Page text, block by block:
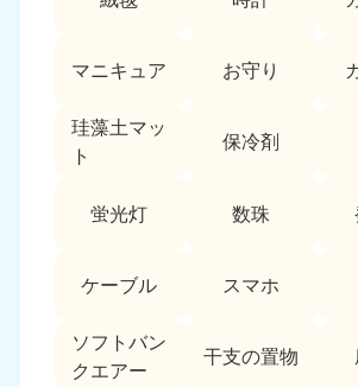
マニキュア お守り
珪藻土マッ
ト
保冷剤
蛍光灯 数珠
ケーブル スマホ
ソフトバン
クエアー
干支の置物